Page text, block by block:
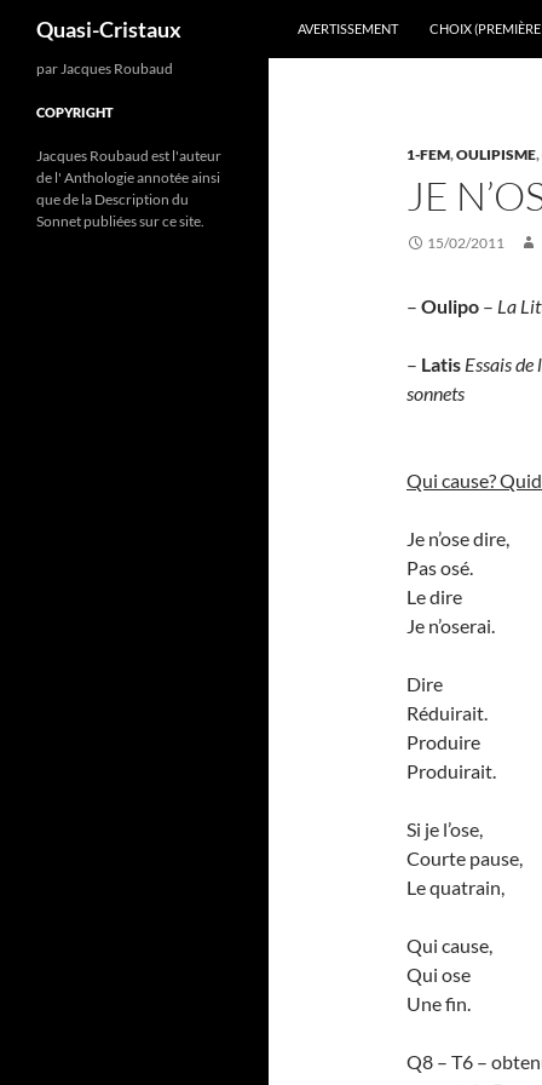
Aller
Quasi-Cristaux AVERTISSEMENT CHOIX (PREMIÈRE
1-FEM,OULIPISME,
JE
15/02/2011
– Oulipo – La
– Latis Essais de
sonnets
Qui cause?
Je n’ose dire,
Pas osé.
Le dire
Je n’oserai.
Dire
Réduirait.
Produire
Produirait.
Si je l’ose,
Courte pause,
Le quatrain,
Qui cause,
Qui ose
Une fin.
Q8 – T6 –
par Jacques Roubaud
COPYRIGHT
Jacques Roubaud est l'auteur
de l' Anthologie annotée ainsi
que de la Description du
Sonnet publiées sur ce site.